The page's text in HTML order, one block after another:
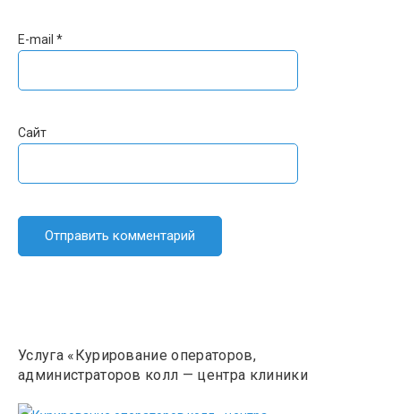
E-mail *
Сайт
Услуга «Курирование операторов,
администраторов колл — центра клиники